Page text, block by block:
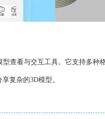
查看与交互工具。它支持多种
复杂的3D模型。